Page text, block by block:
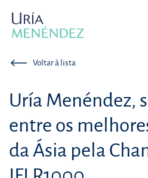
Voltar à lista
Uría Menéndez,
entre os
da Ásia pela